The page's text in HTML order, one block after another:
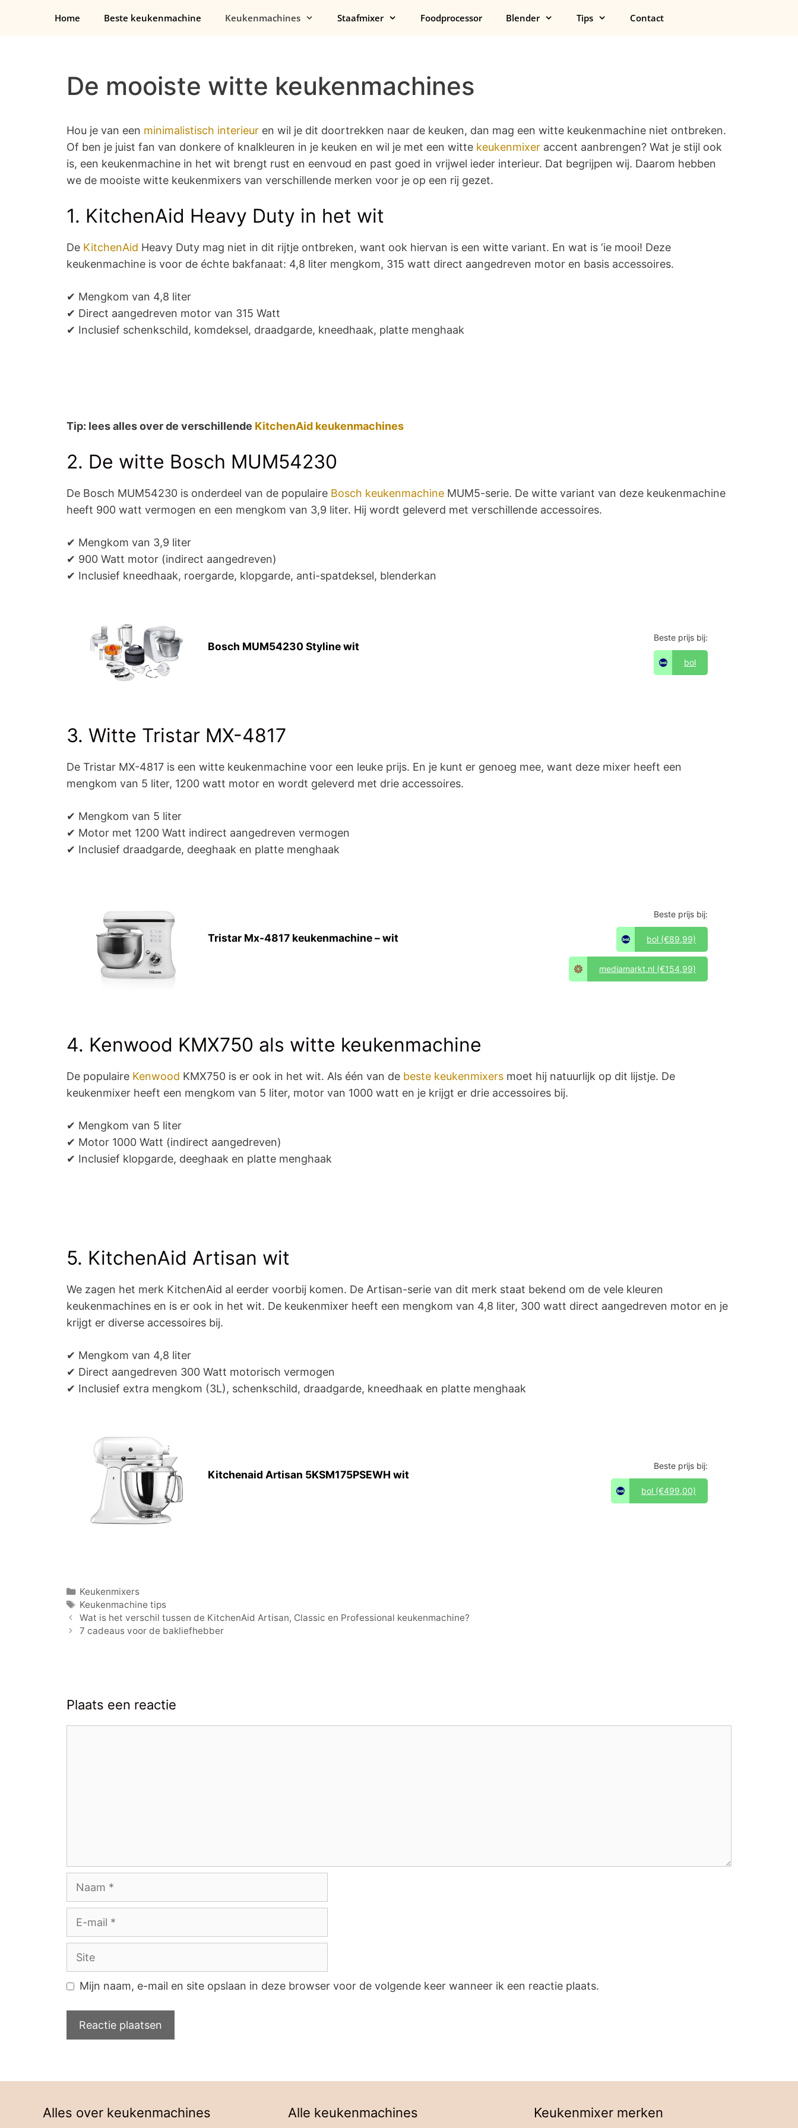
Home Beste keukenmachine Keukenmachines Staafmixer Foodprocessor Blender Tips Contact
De mooiste witte keukenmachines
Hou je van een minimalistisch interieur en wil je dit doortrekken naar de keuken, dan mag een witte keukenmachine niet ontbreken.
Of ben je juist fan van donkere of knalkleuren in je keuken en wil je met een witte keukenmixer accent aanbrengen? Wat je stijl ook
is, een keukenmachine in het wit brengt rust en eenvoud en past goed in vrijwel ieder interieur. Dat begrijpen wij. Daarom hebben
we de mooiste witte keukenmixers van verschillende merken voor je op een rij gezet.
1. KitchenAid Heavy Duty in het wit
De KitchenAid Heavy Duty mag niet in dit rijtje ontbreken, want ook hiervan is een witte variant. En wat is ‘ie mooi! Deze
keukenmachine is voor de échte bakfanaat: 4,8 liter mengkom, 315 watt direct aangedreven motor en basis accessoires.
✔ Mengkom van 4,8 liter
✔ Direct aangedreven motor van 315 Watt
✔ Inclusief schenkschild, komdeksel, draadgarde, kneedhaak, platte menghaak
Tip: lees alles over de verschillende KitchenAid keukenmachines
2. De witte Bosch MUM54230
De Bosch MUM54230 is onderdeel van de populaire Bosch keukenmachine MUM5-serie. De witte variant van deze keukenmachine
heeft 900 watt vermogen en een mengkom van 3,9 liter. Hij wordt geleverd met verschillende accessoires.
✔ Mengkom van 3,9 liter
✔ 900 Watt motor (indirect aangedreven)
✔ Inclusief kneedhaak, roergarde, klopgarde, anti-spatdeksel, blenderkan
Bosch MUM54230 Styline wit
Beste prijs bij:
bol
3. Witte Tristar MX-4817
De Tristar MX-4817 is een witte keukenmachine voor een leuke prijs. En je kunt er genoeg mee, want deze mixer heeft een
mengkom van 5 liter, 1200 watt motor en wordt geleverd met drie accessoires.
✔ Mengkom van 5 liter
✔ Motor met 1200 Watt indirect aangedreven vermogen
✔ Inclusief draadgarde, deeghaak en platte menghaak
Tristar Mx-4817 keukenmachine – wit
Beste prijs bij:
bol (€89,99)
mediamarkt.nl (€154,99)
4. Kenwood KMX750 als witte keukenmachine
De populaire Kenwood KMX750 is er ook in het wit. Als één van de beste keukenmixers moet hij natuurlijk op dit lijstje. De
keukenmixer heeft een mengkom van 5 liter, motor van 1000 watt en je krijgt er drie accessoires bij.
✔ Mengkom van 5 liter
✔ Motor 1000 Watt (indirect aangedreven)
✔ Inclusief klopgarde, deeghaak en platte menghaak
5. KitchenAid Artisan wit
We zagen het merk KitchenAid al eerder voorbij komen. De Artisan-serie van dit merk staat bekend om de vele kleuren
keukenmachines en is er ook in het wit. De keukenmixer heeft een mengkom van 4,8 liter, 300 watt direct aangedreven motor en je
krijgt er diverse accessoires bij.
✔ Mengkom van 4,8 liter
✔ Direct aangedreven 300 Watt motorisch vermogen
✔ Inclusief extra mengkom (3L), schenkschild, draadgarde, kneedhaak en platte menghaak
Kitchenaid Artisan 5KSM175PSEWH wit
Beste prijs bij:
bol (€499,00)
Categorieën
Keukenmixers
Tags
Keukenmachine tips
Wat is het verschil tussen de KitchenAid Artisan, Classic en Professional keukenmachine?
7 cadeaus voor de bakliefhebber
Plaats een reactie
Naam
E-
Site
Mijn naam, e-mail en site opslaan in deze browser voor de volgende keer wanneer ik een reactie plaats.
Alles over keukenmachines Alle keukenmachines Keukenmixer merken